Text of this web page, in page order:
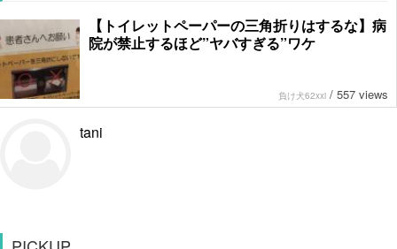
【トイレットペーパーの三角折りはするな】病
院が禁止するほど”ヤバすぎる”ワケ
負け犬62xxi / 557 views
tani